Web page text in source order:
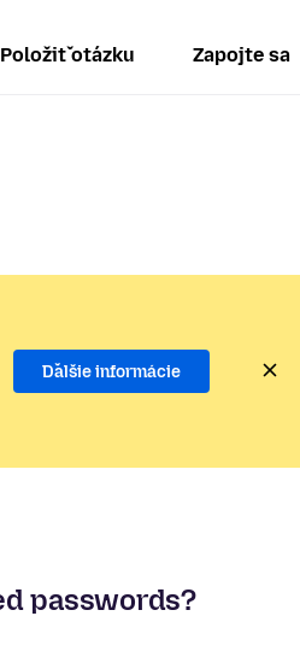
Položiť otázku Zapojte sa
Ďalšie informácie
passwords?